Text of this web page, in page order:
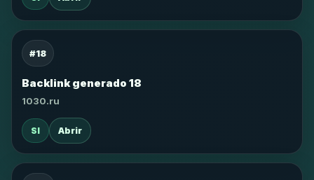
#18
Backlink generado 18
1030.ru
SI Abrir